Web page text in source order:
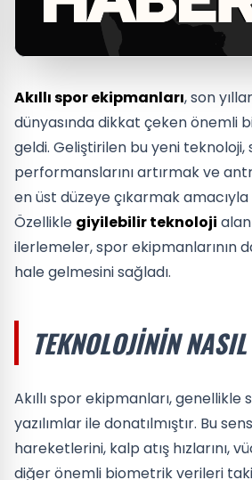
Akıllı spor ekipmanları, son
dünyasında dikkat çeken önemli
geldi. Geliştirilen bu yeni teknoloji,
performanslarını artırmak ve
en üst düzeye çıkarmak amacıyla
Özellikle giyilebilir teknoloji
ilerlemeler, spor ekipmanlarının
hale gelmesini sağladı.
TEKNOLOJININ
Akıllı spor ekipmanları, genellikle
yazılımlar ile donatılmıştır. Bu
hareketlerini, kalp atış hızlarını,
diğer önemli biometrik verileri